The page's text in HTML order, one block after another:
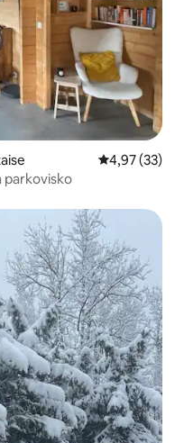
Priemerné
4,97 (33)
parkovisko